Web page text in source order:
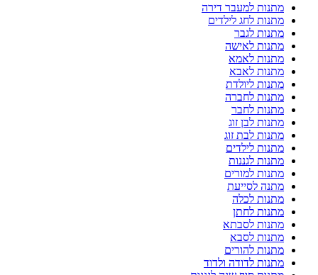
מתנות למעבר דירה
מתנות לחג לילדים
מתנות לגבר
מתנות לאישה
מתנות לאמא
מתנות לאבא
מתנות ליולדת
מתנות לחברה
מתנות לחבר
מתנות לבן זוג
מתנות לבת זוג
מתנות לילדים
מתנות לגננות
מתנות למורים
מתנה לסייעת
מתנות לכלה
מתנות לחתן
מתנות לסבתא
מתנות לסבא
מתנות להורים
מתנות לדודה ולדוד